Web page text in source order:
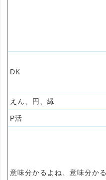
DK
えん、円、縁
P活
意味分かるよね、意味分かる